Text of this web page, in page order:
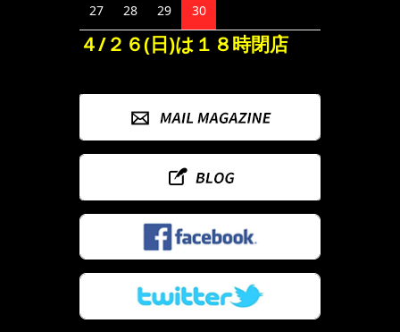
27 28 29 30
４/２６(日)は１８時閉店